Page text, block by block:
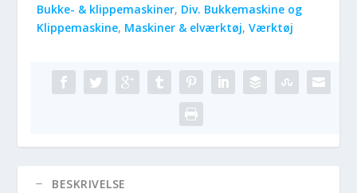
Bukke- & klippemaskiner, Div. Bukkemaskine og
Klippemaskine, Maskiner & elværktøj,Værktøj
BESKRIVELSE